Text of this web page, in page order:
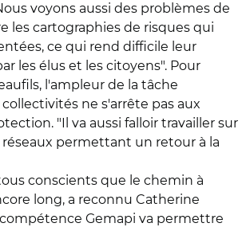
voyons aussi des problèmes de
les cartographies de risques qui
ce qui rend difficile leur
les élus et les citoyens". Pour
l'ampleur de la tâche
ne s'arrête pas aux
"Il va aussi falloir travailler sur
réseaux permettant un retour à la
conscients que le chemin à
long, a reconnu Catherine
compétence Gemapi va permettre